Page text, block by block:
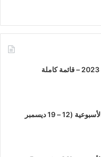
نشرة أخبار الأنمي الأسبوعية (12 – 19 ديسمبر